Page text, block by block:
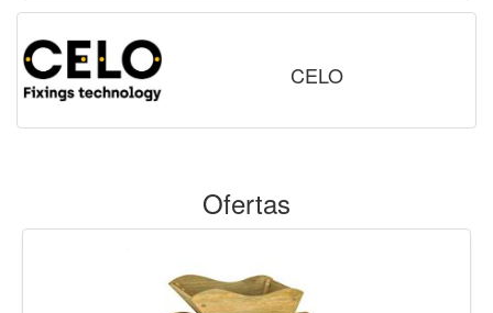
CELO
Ofertas